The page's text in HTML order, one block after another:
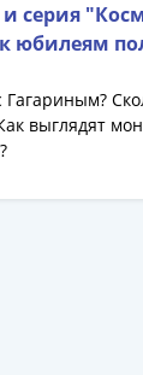
серия
юбилеям
выглядят